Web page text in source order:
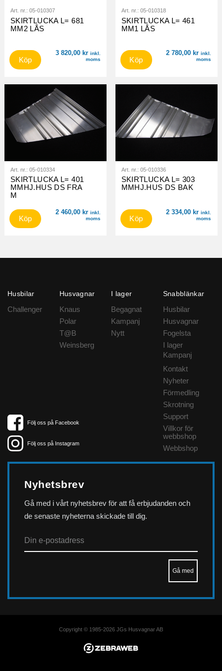
Art. nr.: 05-010307
SKIRTLUCKA L= 681
MM2 LÅS
3 820,00 kr inkl.
moms
Köp
Art. nr.: 05-010318
SKIRTLUCKA L= 461
MM1 LÅS
2 780,00 kr inkl.
moms
Köp
Art. nr.: 05-010334
SKIRTLUCKA L= 401
MMHJ.HUS DS FRA
M
2 460,00 kr inkl.
moms
Köp
Art. nr.: 05-010336
SKIRTLUCKA L= 303
MMHJ.HUS DS BAK
2 334,00 kr inkl.
moms
Köp
Husbilar
Challenger
Husvagnar
Knaus
Polar
T@B
Weinsberg
I lager
Begagnat
Kampanj
Nytt
Snabblänkar
Husbilar
Husvagnar
Fogelsta
I lager
Kampanj
Kontakt
Nyheter
Förmedling
Skrotning
Support
Villkor för
webbshop
Webbshop
Följ oss på Facebook
Följ oss på Instagram
Nyhetsbrev
Gå med i vårt nyhetsbrev för att få erbjudanden och
de senaste nyheterna skickade till dig.
Copyright © 1985-2026 JGs Husvagnar AB